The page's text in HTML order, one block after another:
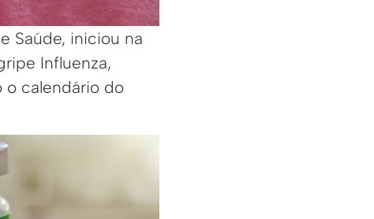
Saúde, iniciou na
Influenza,
o calendário do